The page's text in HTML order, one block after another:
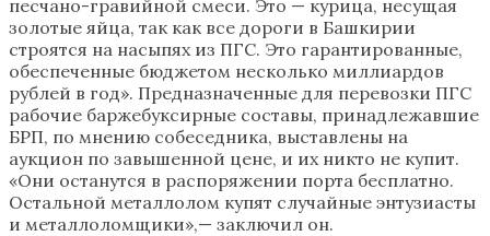
песчано-гравийной смеси. Это — курица, несущая
золотые яйца, так как все дороги в Башкирии
строятся на насыпях из ПГС. Это гарантированные,
обеспеченные бюджетом несколько миллиардов
рублей в год». Предназначенные для перевозки ПГС
рабочие баржебуксирные составы, принадлежавшие
БРП, по мнению собеседника, выставлены на
аукцион по завышенной цене, и их никто не купит.
«Они останутся в распоряжении порта бесплатно.
Остальной металлолом купят случайные энтузиасты
и металлоломщики»,— заключил он.